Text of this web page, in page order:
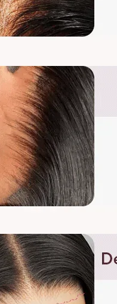
Oui, vous pouvez avoir un
commande groupée.
3.WIG